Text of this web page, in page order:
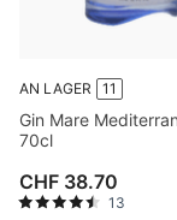
AN LAGER 11
Gin Mare
70cl
CHF 38.70
13